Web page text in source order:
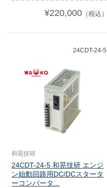
¥220,000（税込）
24CDT-24-5
和晃技研
24CDT-24-5 和晃技研 エンジ
ン始動回路用DC/DCスタータ
ーコンバータ...